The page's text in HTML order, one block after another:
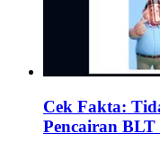
Cek Fakta:
Pencairan